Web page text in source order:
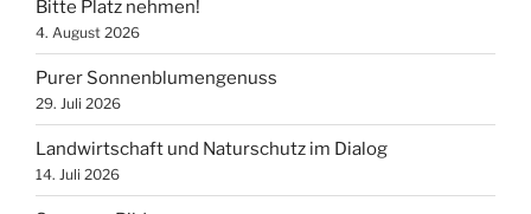
Bitte Platz nehmen!
4. August 2026
Purer Sonnenblumengenuss
29. Juli 2026
Landwirtschaft und Naturschutz im Dialog
14. Juli 2026